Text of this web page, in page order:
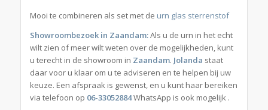
Mooi te combineren als set met de urn glas sterrenstof
Showroombezoek in Zaandam:Als u de urn in het echt
wilt zien of meer wilt weten over de mogelijkheden, kunt
u terecht in de showroom in Zaandam. Jolanda staat
daar voor u klaar om u te adviseren en te helpen bij uw
keuze. Een afspraak is gewenst, en u kunt haar bereiken
via telefoon op 06-33052884WhatsApp is ook mogelijk .